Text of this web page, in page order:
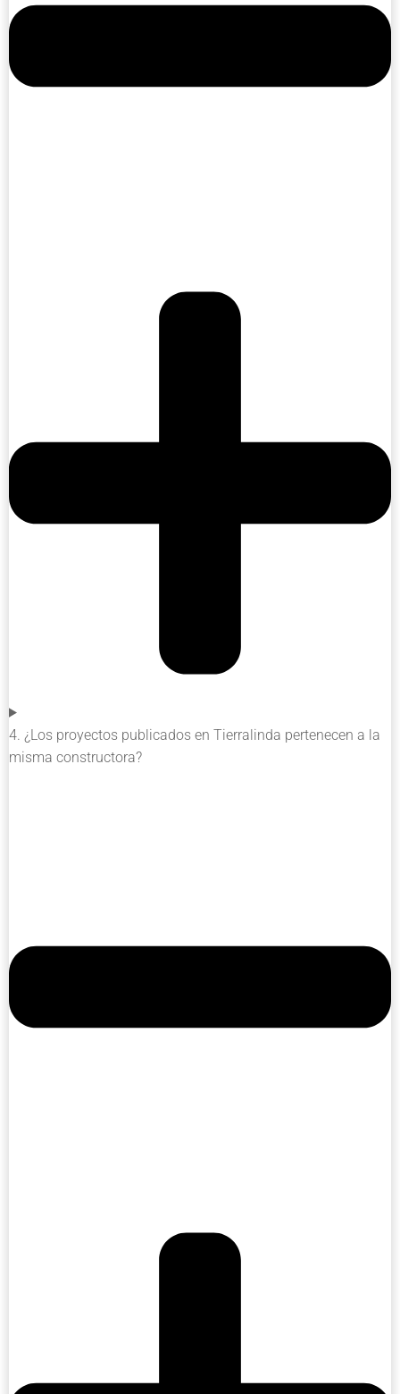
4. ¿Los proyectos publicados en Tierralinda pertenecen a la
misma constructora?